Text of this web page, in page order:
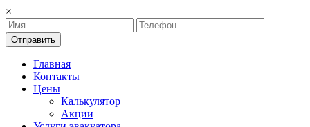
×
Отправить
Главная
Контакты
Цены
Калькулятор
Акции